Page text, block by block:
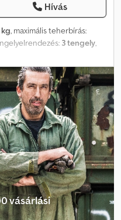
Hívás
, maximális teherbírás:
3 tengely,
ABS, | KEMPF hulladékgyűjtő
tárcsafékkel | 1. tengely
| 5800 kg saját súly |
| A hibák, a beviteli hibák és
Djdozr I Ttepfx Aa Djck
vásárlási